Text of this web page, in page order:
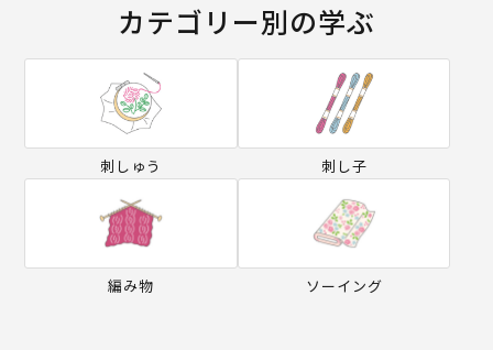
カテゴリー別の学ぶ
刺しゅう 刺し子
編み物 ソーイング